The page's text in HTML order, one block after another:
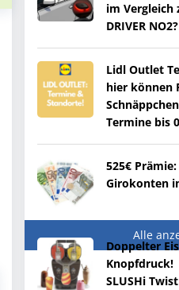
im Vergleich
DRIVER NO2?
Lidl Outlet
hier können
Termine bis
525€
Girokonten
Alle
Doppelter
Knopfdruck!
SLUSHi